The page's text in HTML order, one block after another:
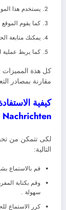
يستخدم هذا
كما يقوم
يمكنك متابعة
كما يربط عملية
كل هذة المميزات
مقارنة بمصادر
Nachrichten بفعالية:
لكى تتمكن من
التالية:
قم بالاستماع بشكل
وقم بكتابة
سهولة .
كرر الاستماع